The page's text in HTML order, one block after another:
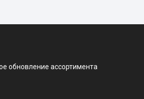
обновление ассортимента